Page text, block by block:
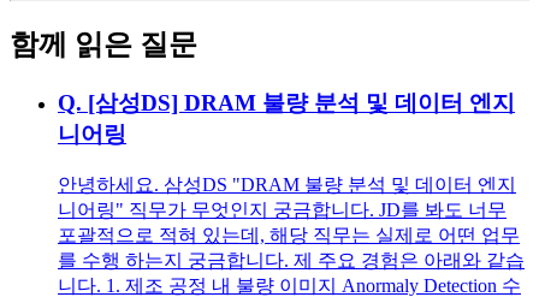
함께 읽은 질문
Q. [삼성DS] DRAM 불량 분석 및 데이터 엔지
니어링
안녕하세요. 삼성DS "DRAM 불량 분석 및 데이터 엔지
니어링" 직무가 무엇인지 궁금합니다. JD를 봐도 너무
포괄적으로 적혀 있는데, 해당 직무는 실제로 어떤 업무
를 수행 하는지 궁금합니다. 제 주요 경험은 아래와 같습
니다. 1. 제조 공정 내 불량 이미지 Anormaly Detection 수